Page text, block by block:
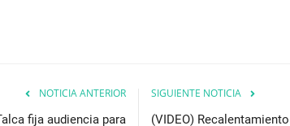
NOTICIA ANTERIOR
fija audiencia para
SIGUIENTE NOTICIA
(VIDEO)